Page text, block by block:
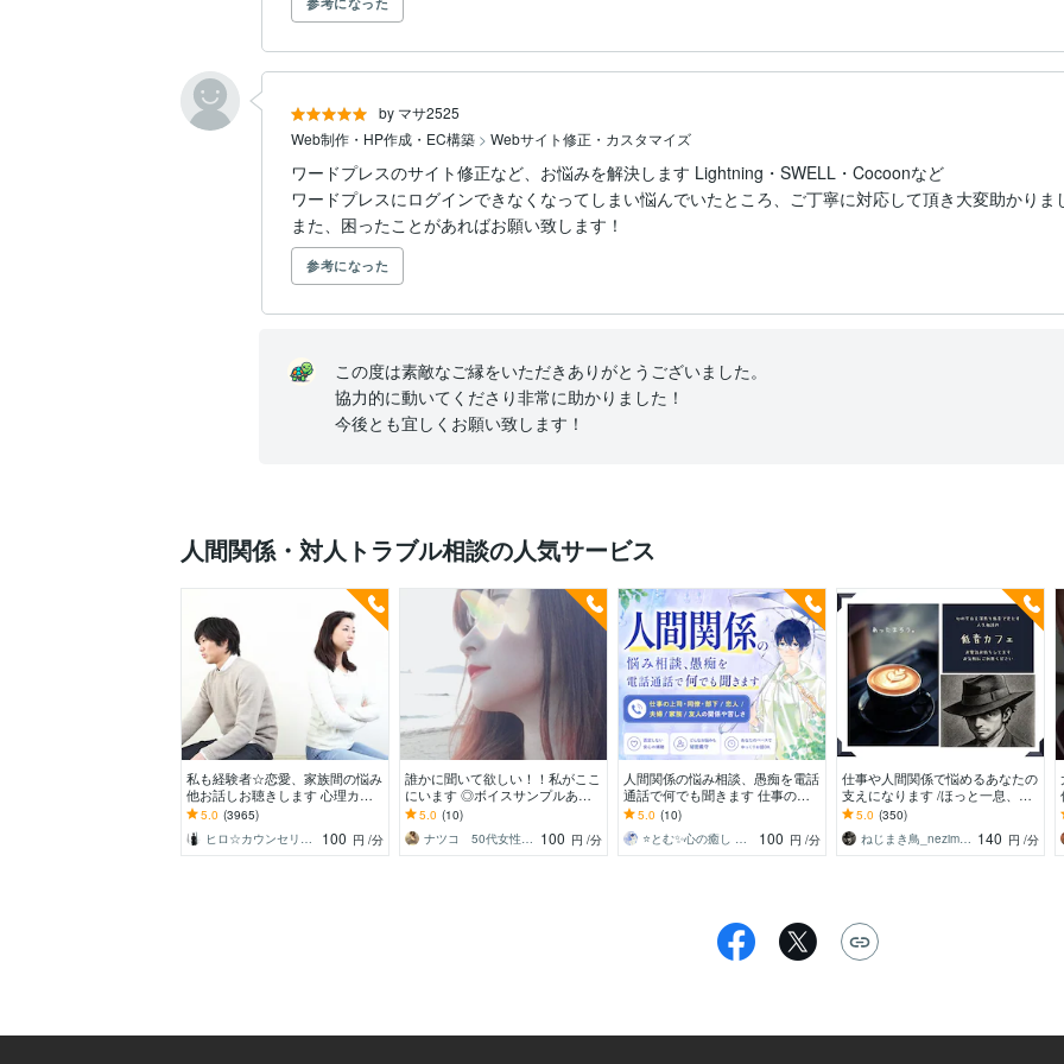
by マサ2525
Web制作・HP作成・EC構築 > Webサイト修正・カスタマイズ
ワードプレスのサイト修正など、お悩みを解決します Lightning・SWELL・Cocoonなど
ワードプレスにログインできなくなってしまい悩んでいたところ、ご丁寧に対応して頂き大変助かりま
また、困ったことがあればお願い致します！
参考になった
この度は素敵なご縁をいただきありがとうございました。
協力的に動いてくださり非常に助かりました！
今後とも宜しくお願い致します！
人間関係・対人トラブル相談の人気サービス
私も経験者☆恋愛、家族間の悩み
他お話しお聴きします 心理カウ
ンセラーが恋愛・復縁・夫婦問題
等☆解決策を共有します
5.0 (3965)
ヒロ☆カウンセリング＆コンサルティング
100 円 /分
誰かに聞いて欲しい！！私がここ
にいます ◎ボイスサンプルあり
◎ゆっくり丁寧にお話お聴きしま
す。
5.0 (10)
ナツコ 50代女性 ８月限定お値下げ中！ 100 円 /分
人間関係の悩み相談、愚痴を電話
通話で何でも聞きます 仕事の上
司・同僚・部下/恋人/夫婦/家族/友
人の関係や苦しさ
5.0 (10)
⭐とむ✨心の癒し お悩み相談 恋愛相談
100 円 /分
仕事や人間関係で悩めるあなたの
支えになります /ほっと一息、あ
たたかくてやわらかい時間を低音
と共に
5.0 (350)
ねじまき鳥_nezimakidori 140 円 /分